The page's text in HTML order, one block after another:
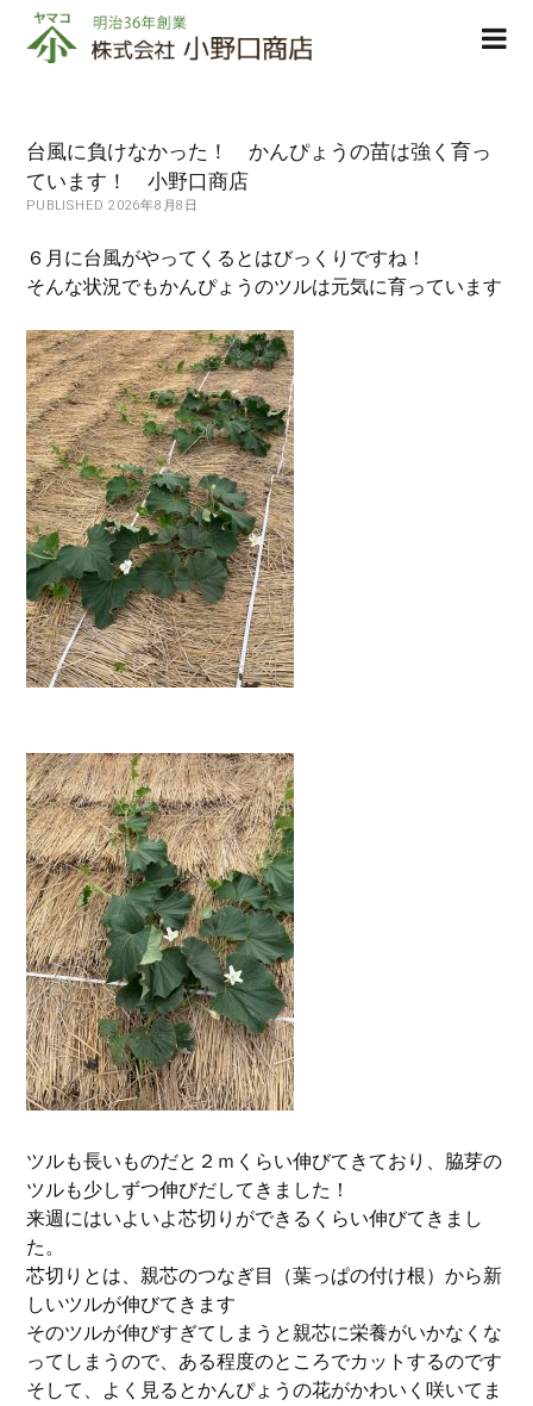
株
式
小
野
口
店
台風に負けなかった！ かんぴょうの苗は強く育っ
ています！ 小野口商店
PUBLISHED 2026年8月8日
６月に台風がやってくるとはびっくりですね！
そんな状況でもかんぴょうのツルは元気に育っています
ツルも長いものだと２ｍくらい伸びてきており、脇芽の
ツルも少しずつ伸びだしてきました！
来週にはいよいよ芯切りができるくらい伸びてきまし
た。
芯切りとは、親芯のつなぎ目（葉っぱの付け根）から新
しいツルが伸びてきます
そのツルが伸びすぎてしまうと親芯に栄養がいかなくな
ってしまうので、ある程度のところでカットするのです
そして、よく見るとかんぴょうの花がかわいく咲いてま